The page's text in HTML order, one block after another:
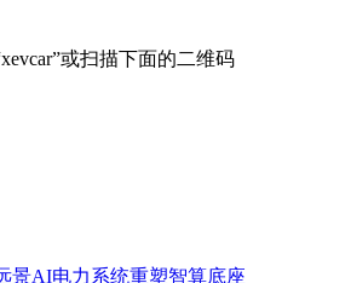
或扫描下面的二维码
景AI电力系统重塑智算底座